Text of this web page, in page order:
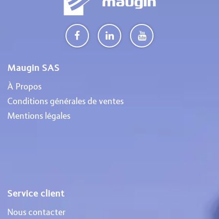
Maugin SAS
À Propos
Conditions générales de ventes
Mentions légales
Service client
Nous contacter